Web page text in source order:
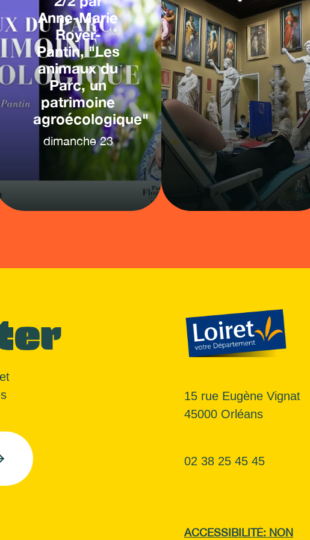
Anne-Marie
Royer-
Pantin, "Les
animaux du
Parc, un
patrimoine
agroécologique"
dimanche 23
15 rue Eugène Vignat
45000 Orléans
02 38 25 45 45
ACCESSIBILITÉ: NON